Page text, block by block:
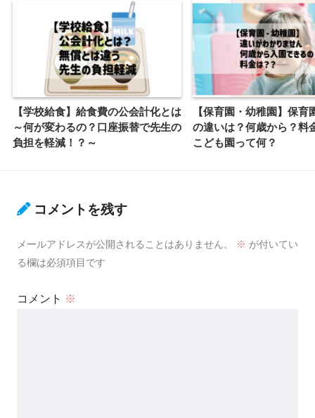
【学校給食】給食費の公会計化とは
～何が変わるの？口座振替で先生の
負担を軽減！？～
【保育園・幼稚園】保育
の違いは？何歳から？料
こども園って何？
コメントを残す
メールアドレスが公開されることはありません。 ※ が付いてい
る欄は必須項目です
コメント ※